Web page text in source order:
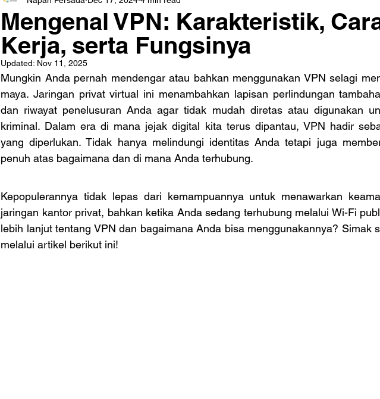
Mengenal VPN: Karakteristik,
Kerja, serta Fungsinya
Updated: Nov 11, 2025
Mungkin Anda pernah mendengar atau bahkan menggunakan VPN selagi
maya. Jaringan privat virtual ini menambahkan lapisan perlindungan
dan riwayat penelusuran Anda agar tidak mudah diretas atau digunakan
kriminal. Dalam era di mana jejak digital kita terus dipantau, VPN hadir
yang diperlukan. Tidak hanya melindungi identitas Anda tetapi juga
penuh atas bagaimana dan di mana Anda terhubung.
Kepopulerannya tidak lepas dari kemampuannya untuk menawarkan
jaringan kantor privat, bahkan ketika Anda sedang terhubung melalui Wi-Fi
lebih lanjut tentang VPN dan bagaimana Anda bisa menggunakannya? Simak
melalui artikel berikut ini!